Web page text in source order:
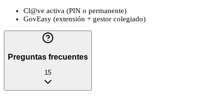
Cl@ve activa (PIN o permanente)
GovEasy (extensión + gestor colegiado)
Preguntas frecuentes
15